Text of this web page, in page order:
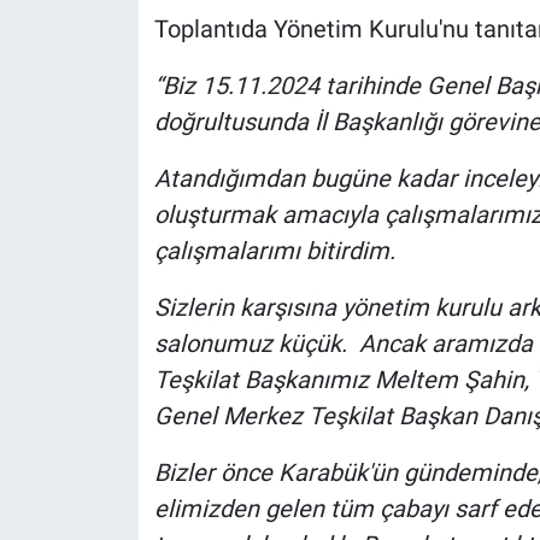
Toplantıda Yönetim Kurulu'nu
“Biz 15.11.2024 tarihinde Genel
doğrultusunda İl Başkanlığı
Atandığımdan bugüne kadar
oluşturmak amacıyla
çalışmalarımı bitirdim.
Sizlerin karşısına yönetim kurulu
salonumuz küçük. Ancak aramızda
Teşkilat Başkanımız Meltem
Genel Merkez Teşkilat Başkan
Bizler önce Karabük'ün
elimizden gelen tüm çabayı sarf